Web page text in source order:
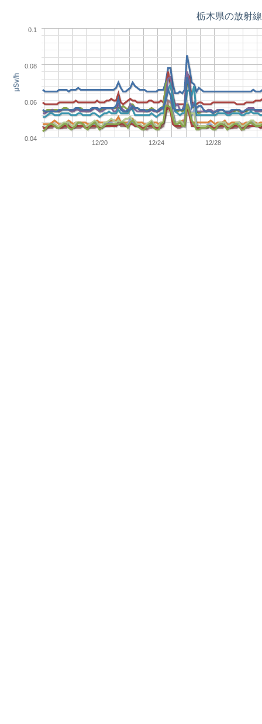
栃木県の放射
12/20 12/24 12/28
0.04
0.06
0.08
0.1
μSv/h